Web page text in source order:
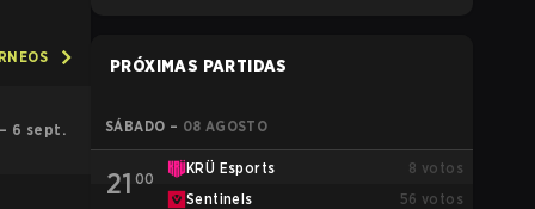
6 sept.
PRÓXIMAS PARTIDAS
SÁBADO – 08 AGOSTO
21 00
KRÜ Esports 8 votos
Sentinels
56 votos